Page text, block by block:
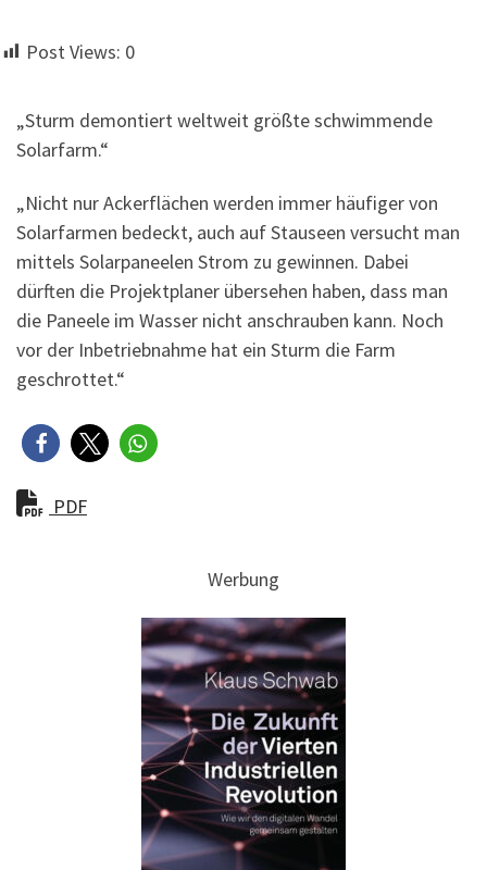
Post Views: 0
„Sturm demontiert weltweit größte schwimmende
Solarfarm.“
„Nicht nur Ackerflächen werden immer häufiger von
Solarfarmen bedeckt, auch auf Stauseen versucht man
mittels Solarpaneelen Strom zu gewinnen. Dabei
dürften die Projektplaner übersehen haben, dass man
die Paneele im Wasser nicht anschrauben kann. Noch
vor der Inbetriebnahme hat ein Sturm die Farm
geschrottet.“
PDF
Werbung